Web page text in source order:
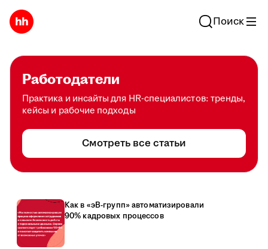
Поиск
Работодатели
Практика и инсайты для HR-специалистов: тренды,
кейсы и рабочие подходы
Смотреть все статьи
Как в «эВ-групп» автоматизировали
90% кадровых процессов